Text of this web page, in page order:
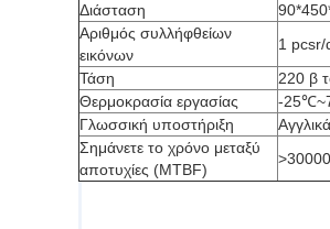
Διάσταση
Αριθμός συλλήφθείων
εικόνων
1 pcsr/
Τάση
220 β
Θερμοκρασία εργασίας
-
Γλωσσική υποστήριξη
Σημάνετε το χρόνο μεταξύ
αποτυχίες (MTBF)